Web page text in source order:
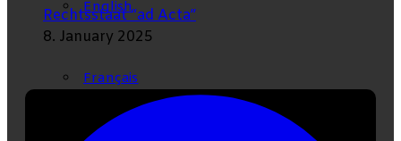
English
Français
Rechtsstaat “ad Acta”
8. January 2025